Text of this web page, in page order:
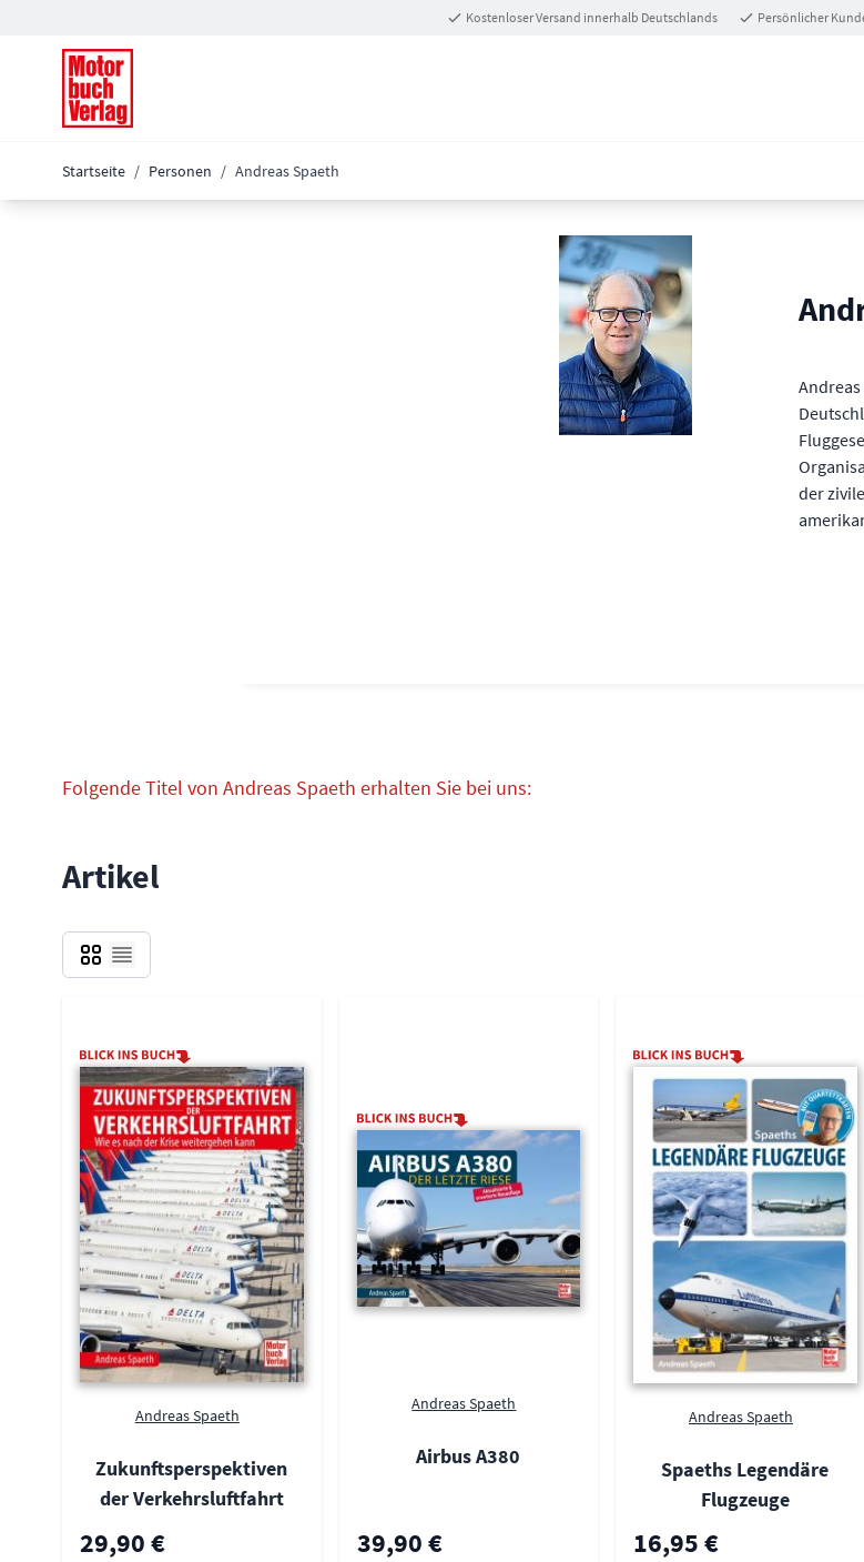
Kostenloser Versand innerhalb Deutschlands Persönlicher
Startseite / Personen / Andreas Spaeth
der
Folgende Titel von Andreas Spaeth erhalten Sie bei uns:
Artikel
Grid
Liste
Andreas Spaeth
Zukunftsperspektiven
der Verkehrsluftfahrt
29,90 €
Andreas Spaeth
Airbus A380
39,90 €
Andreas Spaeth
Spaeths Legendäre
Flugzeuge
16,95 €